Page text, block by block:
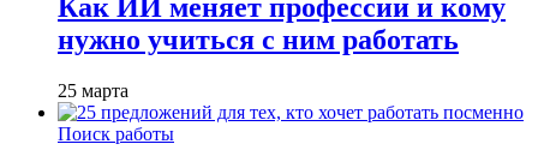
Как ИИ меняет профессии и кому
нужно учиться с ним работать
25 марта
Поиск работы